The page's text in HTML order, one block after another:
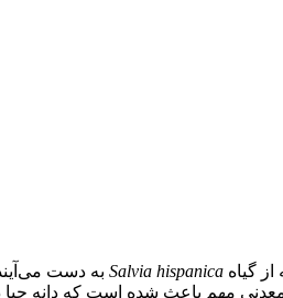
Salvia hispanica به دست
توجه بسیاری از افراد قرار گرفته‌اند. وجود مقدار قابل توجهی فیبر، پروتئین گیاهی، اسید های